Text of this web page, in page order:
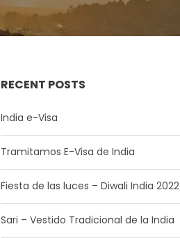
RECENT POSTS
India e-Visa
Tramitamos E-Visa de India
Fiesta de las luces – Diwali India 2022
Sari – Vestido Tradicional de la India